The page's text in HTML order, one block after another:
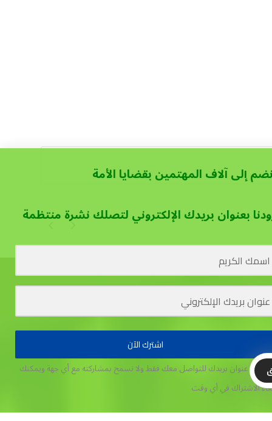
إلى آلاف المهتمين بقضايا الأمة
بعنوان بريدك الإلكتروني لتصلك نشرة منتظمة
اشترك الآن
عنوان بريدك للتواصل معك فقط ولا نسمح بمشاركته مع أي جهةويمكنك
الاشتراك في أي وقت